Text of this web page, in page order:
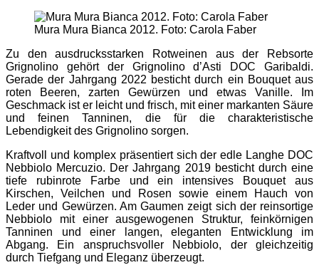
Mura Mura Bianca 2012. Foto: Carola Faber
Zu den ausdrucksstarken Rotweinen aus der Rebsorte
Grignolino gehört der Grignolino d’Asti DOC Garibaldi.
Gerade der Jahrgang 2022 besticht durch ein Bouquet aus
roten Beeren, zarten Gewürzen und etwas Vanille. Im
Geschmack ist er leicht und frisch, mit einer markanten Säure
und feinen Tanninen, die für die charakteristische
Lebendigkeit des Grignolino sorgen.
Kraftvoll und komplex präsentiert sich der edle Langhe DOC
Nebbiolo Mercuzio. Der Jahrgang 2019 besticht durch eine
tiefe rubinrote Farbe und ein intensives Bouquet aus
Kirschen, Veilchen und Rosen sowie einem Hauch von
Leder und Gewürzen. Am Gaumen zeigt sich der reinsortige
Nebbiolo mit einer ausgewogenen Struktur, feinkörnigen
Tanninen und einer langen, eleganten Entwicklung im
Abgang. Ein anspruchsvoller Nebbiolo, der gleichzeitig
durch Tiefgang und Eleganz überzeugt.